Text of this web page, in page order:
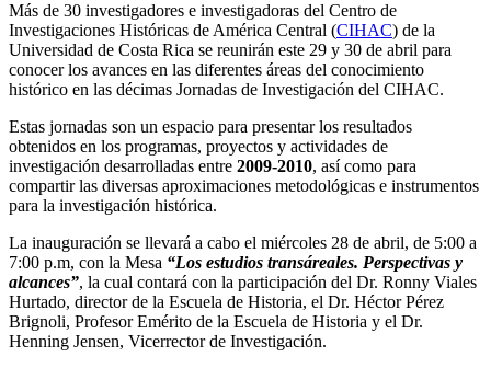
Más de 30 investigadores e investigadoras del Centro de
Investigaciones Históricas de América Central (CIHAC) de la
Universidad de Costa Rica se reunirán este 29 y 30 de abril para
conocer los avances en las diferentes áreas del conocimiento
histórico en las décimas Jornadas de Investigación del CIHAC.
Estas jornadas son un espacio para presentar los resultados
obtenidos en los programas, proyectos y actividades de
investigación desarrolladas entre 2009-2010, así como para
compartir las diversas aproximaciones metodológicas e instrumentos
para la investigación histórica.
La inauguración se llevará a cabo el miércoles 28 de abril, de 5:00 a
7:00 p.m, con la Mesa “Los estudios transáreales. Perspectivas y
alcances”, la cual contará con la participación del Dr. Ronny Viales
Hurtado, director de la Escuela de Historia, el Dr. Héctor Pérez
Brignoli, Profesor Emérito de la Escuela de Historia y el Dr.
Henning Jensen, Vicerrector de Investigación.